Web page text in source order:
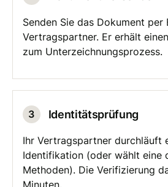
Senden Sie das Dokument per
Vertragspartner. Er erhält
zum Unterzeichnungsprozess.
3 Identitätsprüfung
Ihr Vertragspartner durchläuft
Identifikation (oder wählt eine
Methoden). Die Verifizierung
Minuten.